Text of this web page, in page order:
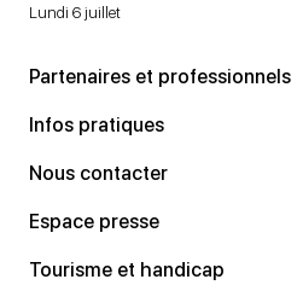
Lundi 6 juillet
Partenaires et professionnels
Infos pratiques
Nous contacter
Espace presse
Tourisme et handicap